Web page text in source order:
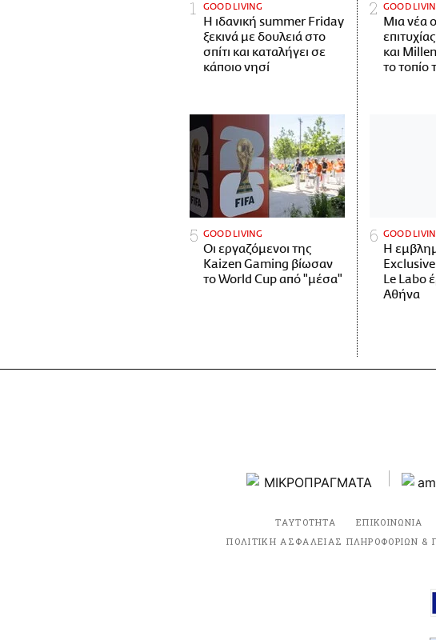
GOOD LIVING
Η ιδανική summer Friday
ξεκινά με δουλειά στο
σπίτι και καταλήγει σε
κάποιο νησί
GOOD
Μια νέα
και
το τοπίο
GOOD LIVING
Οι εργαζόμενοι της
Kaizen Gaming βίωσαν
το World Cup από "μέσα"
GOOD
Η
Le Labo
Αθήνα
ΤΑΥΤΟΤΗΤΑ ΕΠΙΚΟΙΝΩΝΙΑ
ΠΟΛΙΤΙΚΗ ΑΣΦΑΛΕΙΑΣ ΠΛΗΡΟΦΟΡΙΩΝ &